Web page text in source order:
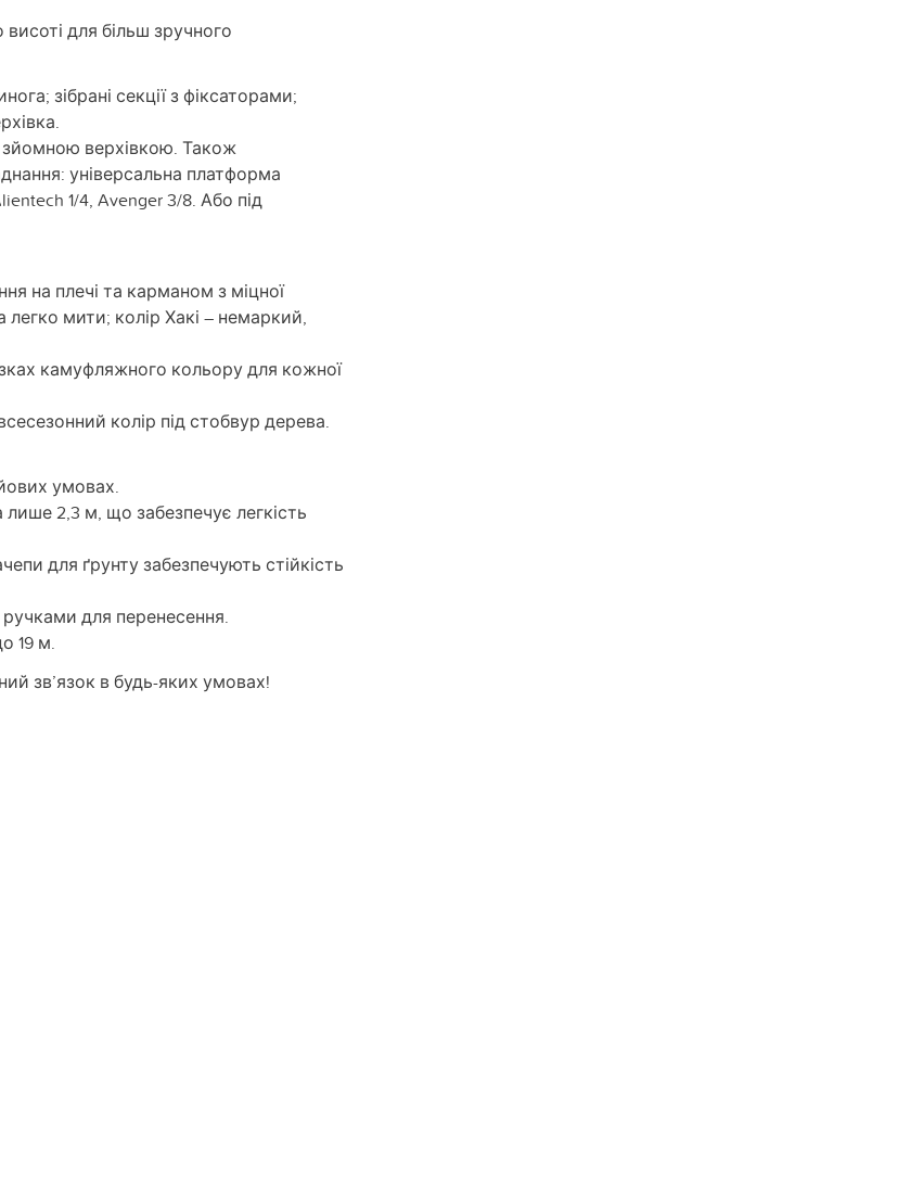
для більш зручного
зібрані секції з фіксаторами;
верхівкою. Також
універсальна платформа
1/4, Avenger 3/8. Або під
на плечі та карманом з міцної
мити; колір Хакі – немаркий,
камуфляжного кольору для кожної
колір під стобвур дерева.
умовах.
2,3 м, що забезпечує легкість
для ґрунту забезпечують стійкість
для перенесення.
19 м.
зв’язок в будь-яких умовах!